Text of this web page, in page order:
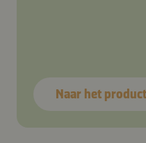
Naar het product